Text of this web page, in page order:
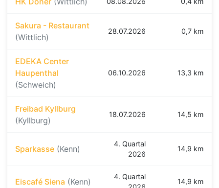
Sakura - Restaurant
(Wittlich)
28.07.2026 0,7 km
EDEKA Center
Haupenthal
(Schweich)
06.10.2026 13,3 km
Freibad Kyllburg
(Kyllburg)
18.07.2026 14,5 km
Sparkasse (Kenn)
4. Quartal
2026
14,9 km
Eiscafé Siena (Kenn)
4. Quartal
14,9 km